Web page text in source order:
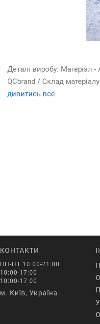
Деталі виробу: Матеріал
QCbrand / Склад
дивитись все
КОНТАКТИ
ПН-ПТ 10:00-21:00
10:00-17:00
10:00-17:00
м. Київ, Україна